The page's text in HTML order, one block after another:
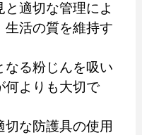
適切な管理によ
生活の質を維持す
なる粉じんを吸い
何よりも大切で
な防護具の使用